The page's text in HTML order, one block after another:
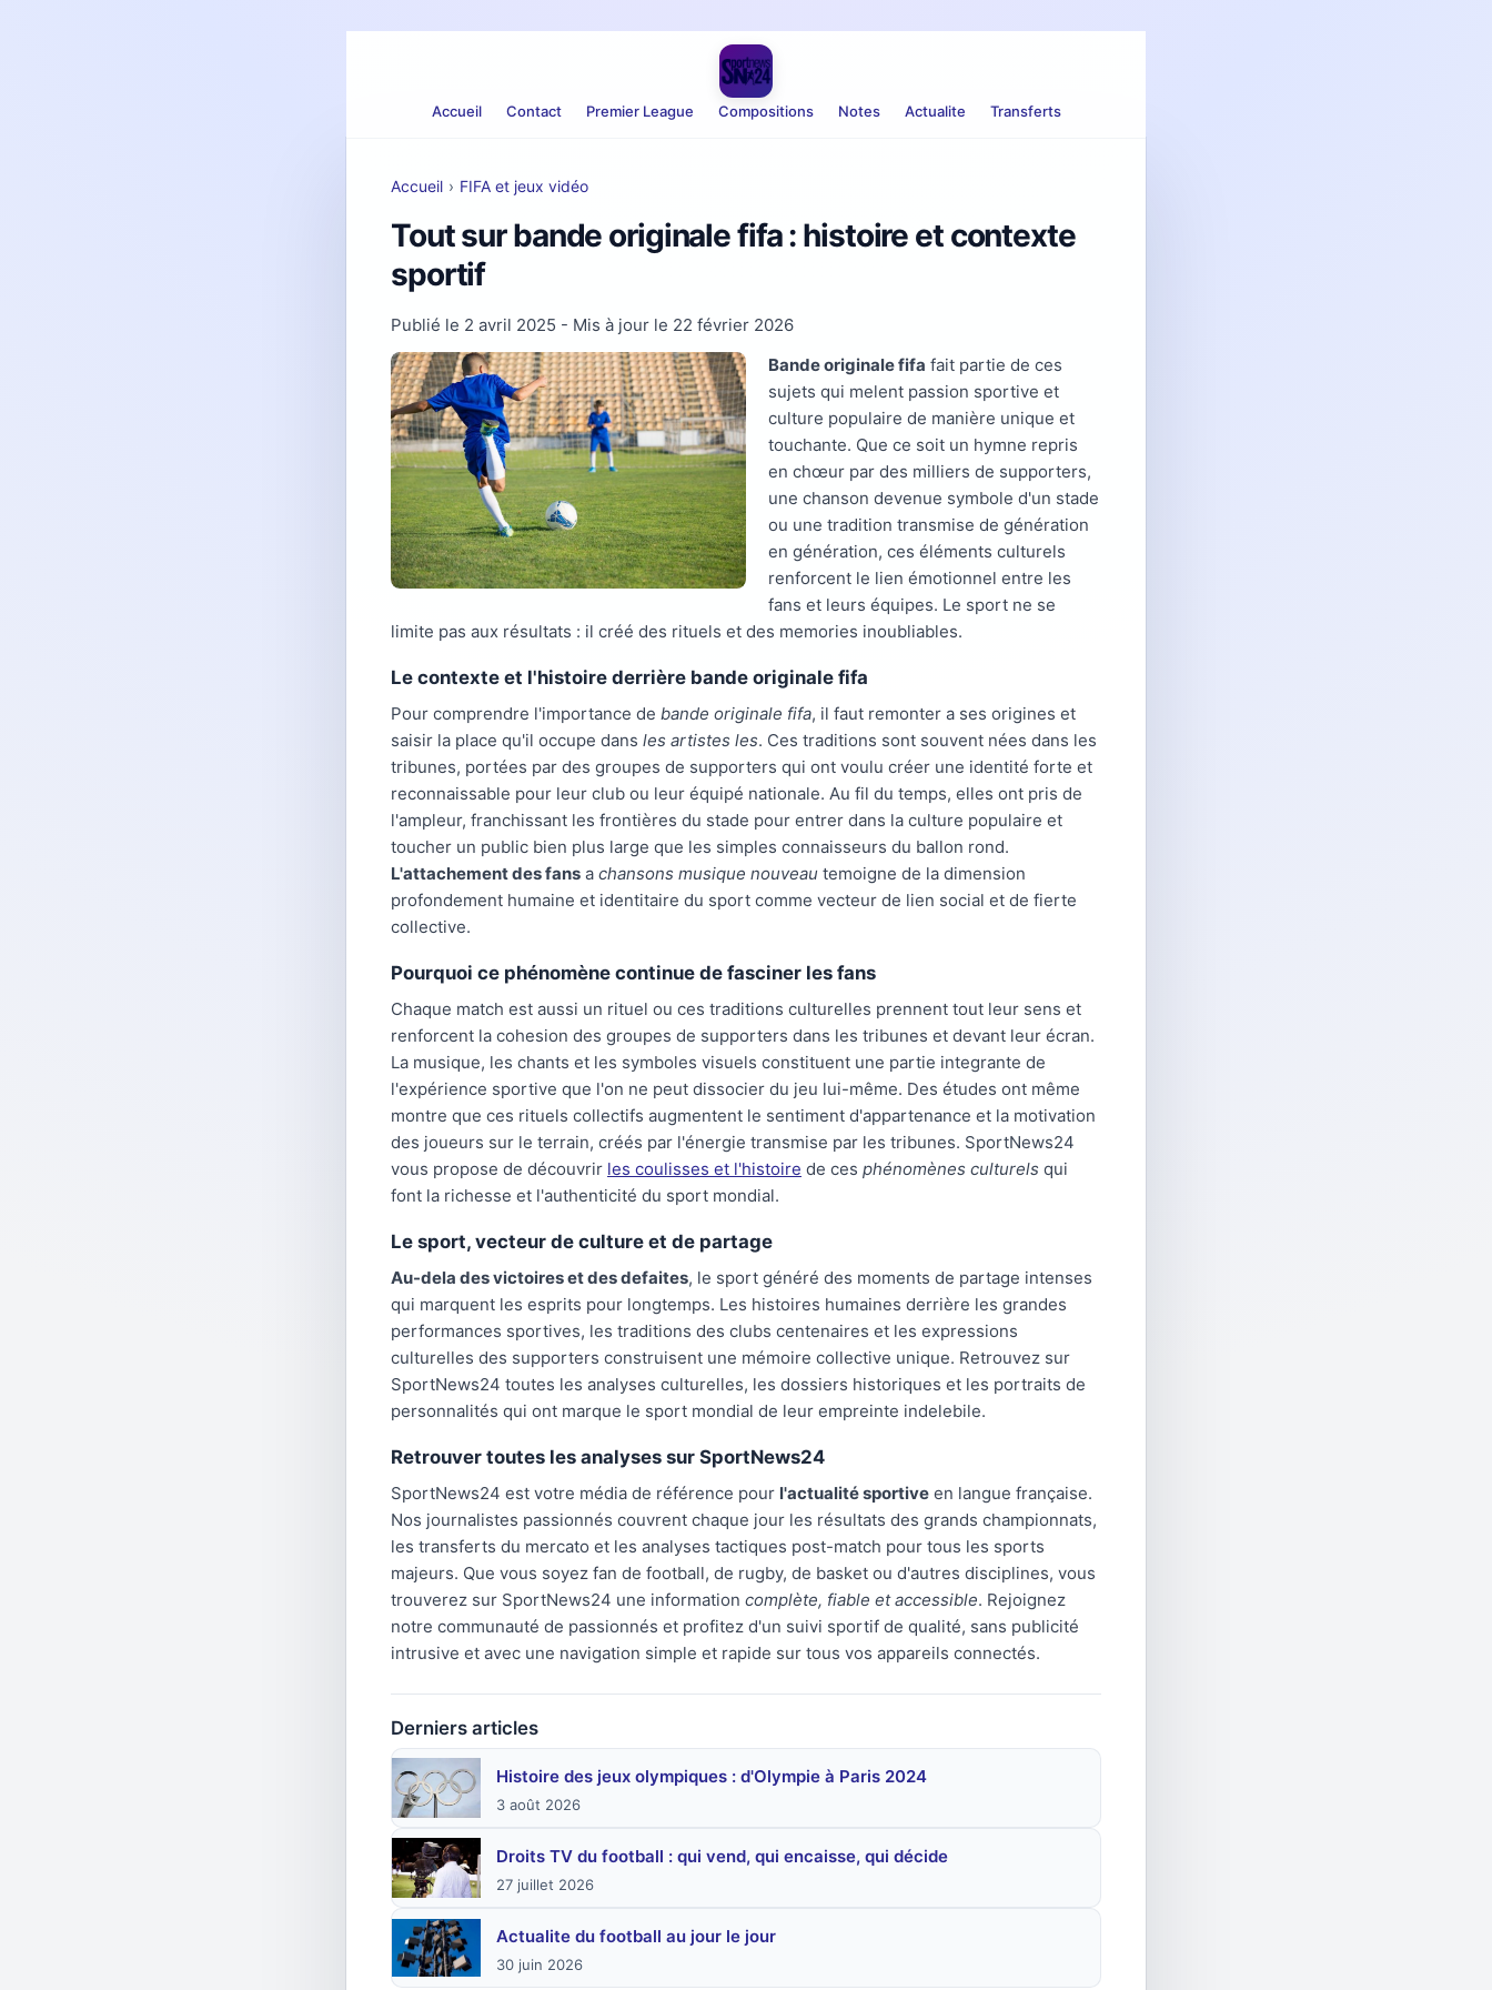
Accueil Contact Premier League Compositions Notes Actualite Transferts
Accueil › FIFA et jeux vidéo
Tout sur bande originale fifa : histoire et contexte
sportif
Publié le 2 avril 2025 - Mis à jour le 22 février 2026
Bande originale fifa fait partie de ces
sujets qui melent passion sportive et
culture populaire de manière unique et
touchante. Que ce soit un hymne repris
en chœur par des milliers de supporters,
une chanson devenue symbole d'un stade
ou une tradition transmise de génération
en génération, ces éléments culturels
renforcent le lien émotionnel entre les
fans et leurs équipes. Le sport ne se
limite pas aux résultats : il créé des rituels et des memories inoubliables.
Le contexte et l'histoire derrière bande originale fifa
Pour comprendre l'importance de bande originale fifa, il faut remonter a ses origines et
saisir la place qu'il occupe dans les artistes les. Ces traditions sont souvent nées dans les
tribunes, portées par des groupes de supporters qui ont voulu créer une identité forte et
reconnaissable pour leur club ou leur équipé nationale. Au fil du temps, elles ont pris de
l'ampleur, franchissant les frontières du stade pour entrer dans la culture populaire et
toucher un public bien plus large que les simples connaisseurs du ballon rond.
L'attachement des fans a chansons musique nouveau temoigne de la dimension
profondement humaine et identitaire du sport comme vecteur de lien social et de fierte
collective.
Pourquoi ce phénomène continue de fasciner les fans
Chaque match est aussi un rituel ou ces traditions culturelles prennent tout leur sens et
renforcent la cohesion des groupes de supporters dans les tribunes et devant leur écran.
La musique, les chants et les symboles visuels constituent une partie integrante de
l'expérience sportive que l'on ne peut dissocier du jeu lui-même. Des études ont même
montre que ces rituels collectifs augmentent le sentiment d'appartenance et la motivation
des joueurs sur le terrain, créés par l'énergie transmise par les tribunes. SportNews24
vous propose de découvrir les coulisses et l'histoire de ces phénomènes culturels qui
font la richesse et l'authenticité du sport mondial.
Le sport, vecteur de culture et de partage
Au-dela des victoires et des defaites, le sport généré des moments de partage intenses
qui marquent les esprits pour longtemps. Les histoires humaines derrière les grandes
performances sportives, les traditions des clubs centenaires et les expressions
culturelles des supporters construisent une mémoire collective unique. Retrouvez sur
SportNews24 toutes les analyses culturelles, les dossiers historiques et les portraits de
personnalités qui ont marque le sport mondial de leur empreinte indelebile.
Retrouver toutes les analyses sur SportNews24
SportNews24 est votre média de référence pour l'actualité sportive en langue française.
Nos journalistes passionnés couvrent chaque jour les résultats des grands championnats,
les transferts du mercato et les analyses tactiques post-match pour tous les sports
majeurs. Que vous soyez fan de football, de rugby, de basket ou d'autres disciplines, vous
trouverez sur SportNews24 une information complète, fiable et accessible. Rejoignez
notre communauté de passionnés et profitez d'un suivi sportif de qualité, sans publicité
intrusive et avec une navigation simple et rapide sur tous vos appareils connectés.
Derniers articles
Histoire des jeux olympiques : d'Olympie à Paris 2024
3 août 2026
Droits TV du football : qui vend, qui encaisse, qui décide
27 juillet 2026
Actualite du football au jour le jour
30 juin 2026